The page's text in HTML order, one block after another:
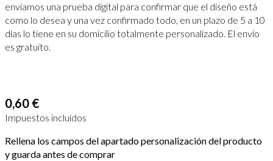
enviamos una prueba digital para confirmar que el diseño está
como lo desea y una vez confirmado todo, en un plazo de 5 a 10
días lo tiene en su domicilio totalmente personalizado. El envío
es gratuito.
0,60 €
Impuestos incluidos
Rellena los campos del apartado personalización del producto
y guarda antes de comprar